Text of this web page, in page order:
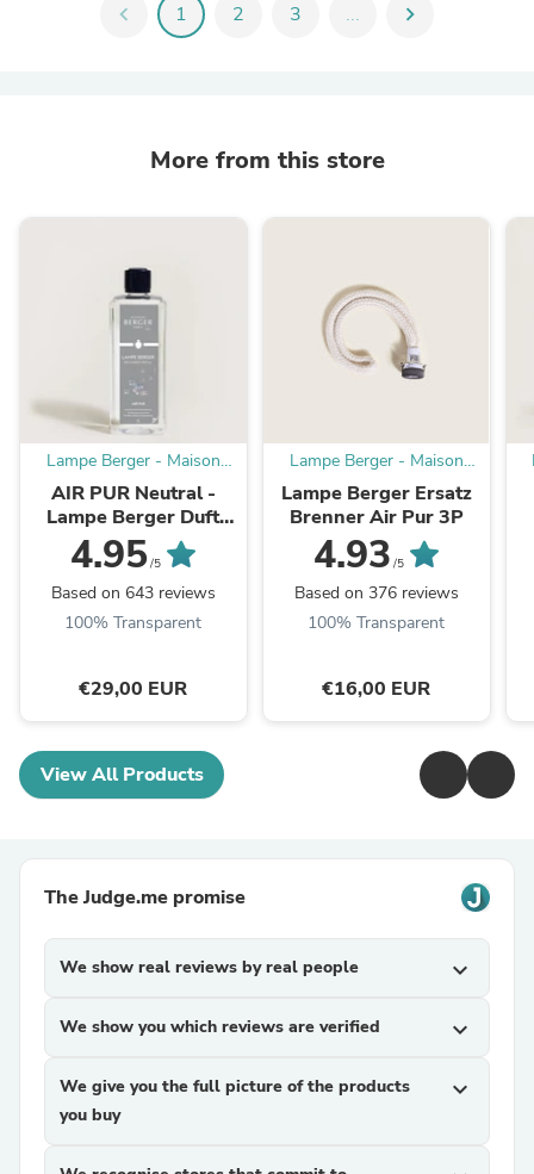
chevron_left 1 2 3 ... chevron_right
More from this store
Lampe Berger - Maison
Berger offizieller
Onlineshop DE - AT
AIR PUR Neutral -
Lampe Berger Duft
1000 ml
4.95/5
Based on 643 reviews
100% Transparent
€29,00 EUR
Lampe Berger - Maison
Berger offizieller
Onlineshop DE - AT
Lampe Berger Ersatz
Brenner Air Pur 3P
4.93 /5
Based on 376 reviews
100% Transparent
€16,00 EUR
View All Products
The Judge.me promise
We show real reviews by real people expand_more
We show you which reviews are verified expand_more
We give you the full picture of the products
you buy
expand_more